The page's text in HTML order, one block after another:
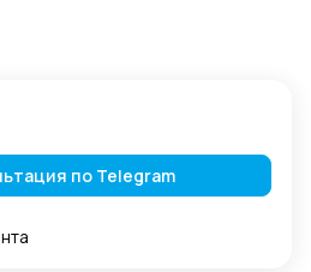
по Telegram